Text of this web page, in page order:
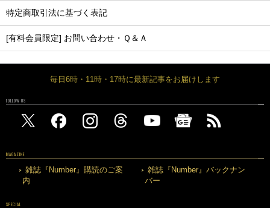
特定商取引法に基づく表記
[有料会員限定] お問い合わせ・Ｑ＆Ａ
毎日6時・11時・17時に最新記事をお届けします
FOLLOW US
MAGAZINE
雑誌『Number』購読のご案
内
雑誌『Number』バックナン
バー
SPECIAL